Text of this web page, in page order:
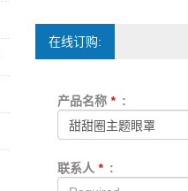
在线订购:
产品名称 * :
联系人 * :